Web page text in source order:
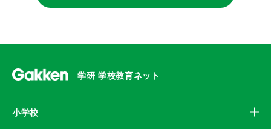
学研 学校教育ネット
小学校